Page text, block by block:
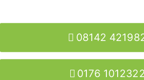
08142
0176